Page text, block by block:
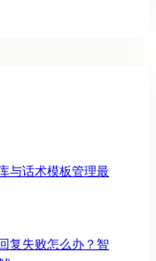
与话术模板管理最
复失败怎么办？智